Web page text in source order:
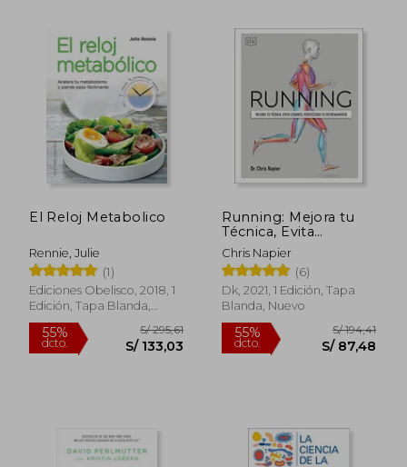
10%
dcto.
S/ 84,80
S/ 76,32 dcto.
El Reloj Metabolico
Rennie, Julie
(1)
Ediciones Obelisco, 2018, 1
Edición, Tapa Blanda,
Nuevo
Running: Mejora tu
Técnica, Evita
Lesiones, Perfecciona
tu Entrenamiento
Chris Napier
(6)
Dk, 2021, 1 Edición, Tapa
Blanda, Nuevo